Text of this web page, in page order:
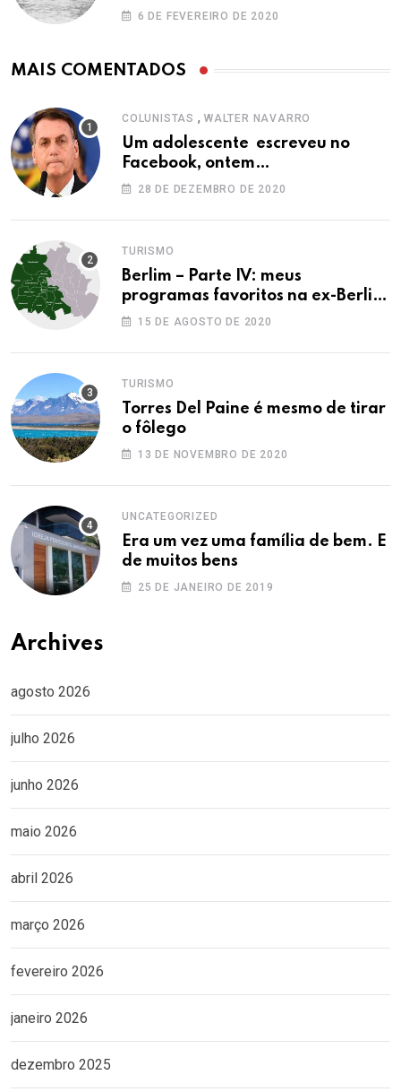
6 DE FEVEREIRO DE 2020
MAIS COMENTADOS
COLUNISTAS , WALTER NAVARRO
Um adolescente escreveu no
Facebook, ontem…
28 DE DEZEMBRO DE 2020
TURISMO
Berlim – Parte IV: meus
programas favoritos na ex-Berlim
Ocidental
15 DE AGOSTO DE 2020
TURISMO
Torres Del Paine é mesmo de tirar
o fôlego
13 DE NOVEMBRO DE 2020
UNCATEGORIZED
Era um vez uma família de bem. E
de muitos bens
25 DE JANEIRO DE 2019
Archives
agosto 2026
julho 2026
junho 2026
maio 2026
abril 2026
março 2026
fevereiro 2026
janeiro 2026
dezembro 2025